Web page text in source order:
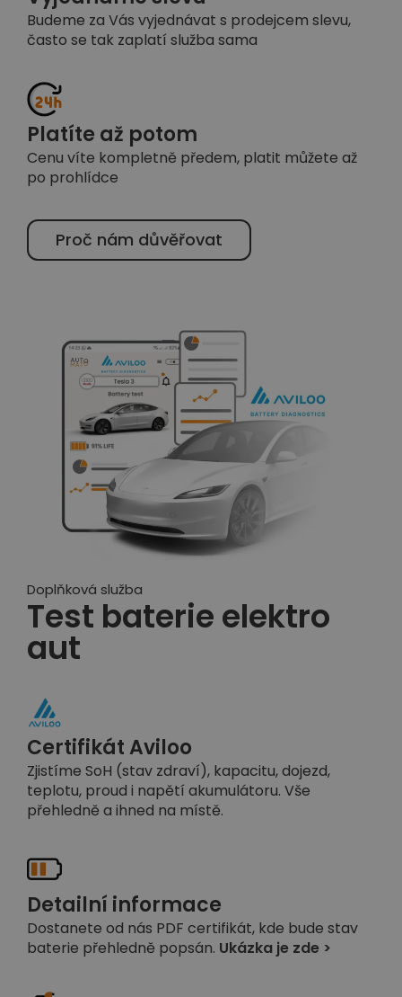
Budeme za Vás vyjednávat s prodejcem slevu,
často se tak zaplatí služba sama
Platíte až potom
Cenu víte kompletně předem, platit můžete až
po prohlídce
Proč nám důvěřovat
Doplňková služba
Test baterie elektro
aut
Certifikát Aviloo
Zjistíme SoH (stav zdraví), kapacitu, dojezd,
teplotu, proud i napětí akumulátoru. Vše
přehledně a ihned na místě.
Detailní informace
Dostanete od nás PDF certifikát, kde bude stav
baterie přehledně popsán. Ukázka je zde >